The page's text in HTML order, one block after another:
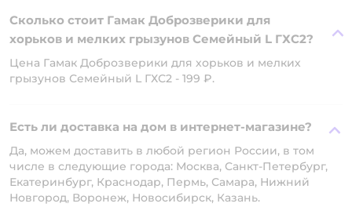
Сколько стоит Гамак Доброзверики для
хорьков и мелких грызунов Семейный L ГХС2?
Цена Гамак Доброзверики для хорьков и мелких
грызунов Семейный L ГХС2 - 199 ₽.
Есть ли доставка на дом в интернет-магазине?
Да, можем доставить в любой регион России, в том
числе в следующие города: Москва, Санкт-Петербург,
Екатеринбург, Краснодар, Пермь, Самара, Нижний
Новгород, Воронеж, Новосибирск, Казань.